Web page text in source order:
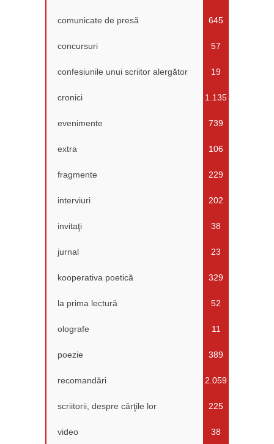
comunicate de presă 645
concursuri 57
confesiunile unui scriitor alergător 19
cronici 1.135
evenimente 739
extra 106
fragmente 229
interviuri 202
invitaţi 38
jurnal 23
kooperativa poetică 329
la prima lectură 52
olografe 11
poezie 389
recomandări 2.059
scriitorii, despre cărţile lor 225
video 38